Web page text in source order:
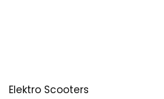
Elektro Scooters